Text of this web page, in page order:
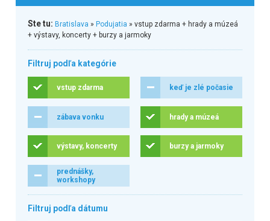
Ste tu: Bratislava » Podujatia » vstup zdarma + hrady a múzeá
+ výstavy, koncerty + burzy a jarmoky
Filtruj podľa kategórie
vstup zdarma keď je zlé počasie
zábava vonku hrady a múzeá
výstavy, koncerty burzy a jarmoky
prednášky,
workshopy
Filtruj podľa dátumu